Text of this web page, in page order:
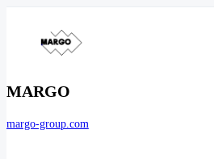
MARGO
margo-group.com